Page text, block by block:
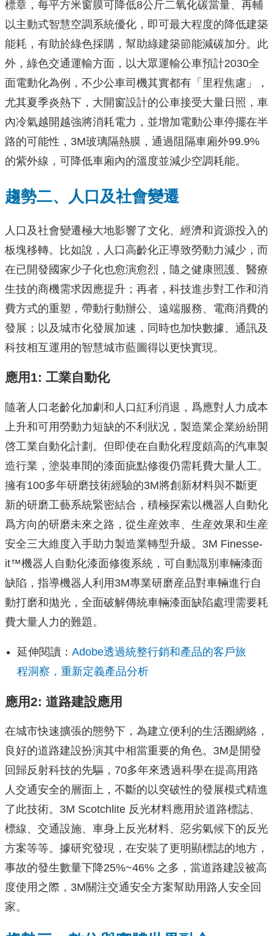
標章，每平方米窗膜可降低8公斤二氧化碳當量、再輔
以主動式智慧空調系統優化，即可最大程度的降低建築
能耗，有助於綠色採購，幫助綠建築節能減碳加分。此
外，綠色交通運輸方面，以大眾運輸公車預計2030全
面電動化為例，不少公車司機其實都有「里程焦慮」，
尤其夏季炎熱下，大開窗設計的公車接受大量日照，車
內冷氣越開越強將消耗電力，並增加電動公車停擺在半
路的可能性，3M玻璃隔熱膜，通過阻隔車廂外99.9%
的紫外線，可降低車廂內的溫度並減少空調耗能。
趨勢二、人口及社會變遷
人口及社會變遷極大地影響了文化、經濟和資源投入的
板塊移轉。比如說，人口高齡化正導致勞動力減少，而
在已開發國家少子化也愈演愈烈，隨之健康照護、醫療
生技的商機需求因應提升；再者，科技進步對工作和消
費方式的重塑，帶動行動辦公、遠端服務、電商消費的
發展；以及城市化發展加速，同時也加快數據、通訊及
科技相互運用的智慧城市藍圖得以更快實現。
應用1: 工業自動化
隨著人口老齡化加劇和人口紅利消退，爲應對人力成本
上升和可用勞動力短缺的不利狀况，製造業企業紛紛開
啓工業自動化計劃。但即使在自動化程度頗高的汽車製
造行業，塗裝車間的漆面疵點修復仍需耗費大量人工。
擁有100多年研磨技術經驗的3M將創新材料與不斷更
新的研磨工藝系統緊密結合，積極探索以機器人自動化
爲方向的研磨未來之路，從生産效率、生産效果和生産
安全三大維度入手助力製造業轉型升級。3M Finesse-
it™機器人自動化漆面修復系統，可自動識別車輛漆面
缺陷，指導機器人利用3M專業研磨産品對車輛進行自
動打磨和拋光，全面破解傳統車輛漆面缺陷處理需要耗
費大量人力的難題。
延伸閱讀： Adobe透過統整行銷和產品的客戶旅
程洞察，重新定義產品分析
應用2: 道路建設應用
在城市快速擴張的態勢下，為建立便利的生活圈網絡，
良好的道路建設扮演其中相當重要的角色。3M是開發
回歸反射科技的先驅，70多年來透過科學在提高用路
人交通安全的層面上，不斷的以突破性的發展模式精進
了此技術。3M Scotchlite 反光材料應用於道路標誌、
標線、交通設施、車身上反光材料、惡劣氣候下的反光
方案等等。據研究發現，在安裝了更明顯標誌的地方，
事故的發生數量下降25%~46% 之多，當道路建設被高
度使用之際，3M關注交通安全方案幫助用路人安全回
家。